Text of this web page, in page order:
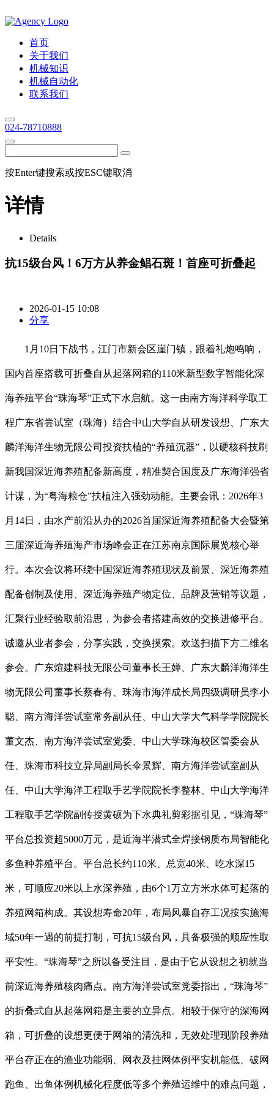
首页
关于我们
机械知识
机械自动化
联系我们
024-78710888
按Enter键搜索或按ESC键取消
详情
Details
抗15级台风！6万方从养金鲳石斑！首座可折叠起
2026-01-15 10:08
分享
1月10日下战书，江门市新会区崖门镇，跟着礼炮鸣响，
国内首座搭载可折叠自从起落网箱的110米新型数字智能化深
海养殖平台“珠海琴”正式下水启航。这一由南方海洋科学取工
程广东省尝试室（珠海）结合中山大学自从研发设想、广东大
麟洋海洋生物无限公司投资扶植的“养殖沉器”，以硬核科技刷
新我国深近海养殖配备新高度，精准契合国度及广东海洋强省
计谋，为“粤海粮仓”扶植注入强劲动能。主要会讯：2026年3
月14日，由水产前沿从办的2026首届深近海养殖配备大会暨第
三届深近海养殖海产市场峰会正在江苏南京国际展览核心举
行。本次会议将环绕中国深近海养殖现状及前景、深近海养殖
配备创制及使用、深近海养殖产物定位、品牌及营销等议题，
汇聚行业经验取前沿思，为参会者搭建高效的交换进修平台。
诚邀从业者参会，分享实践，交换摸索。欢送扫描下方二维名
参会。广东煊建科技无限公司董事长王婵、广东大麟洋海洋生
物无限公司董事长蔡春有、珠海市海洋成长局四级调研员李小
聪、南方海洋尝试室常务副从任、中山大学大气科学学院院长
董文杰、南方海洋尝试室党委、中山大学珠海校区管委会从
任、珠海市科技立异局副局长伞景辉、南方海洋尝试室副从
任、中山大学海洋工程取手艺学院院长李整林、中山大学海洋
工程取手艺学院副传授黄硕为下水典礼剪彩据引见，“珠海琴”
平台总投资超5000万元，是近海半潜式全焊接钢质布局智能化
多鱼种养殖平台。平台总长约110米、总宽40米、吃水深15
米，可顺应20米以上水深养殖，由6个1万立方米水体可起落的
养殖网箱构成。其设想寿命20年，布局风暴自存工况按实施海
域50年一遇的前提打制，可抗15级台风，具备极强的顺应性取
平安性。“珠海琴”之所以备受注目，是由于它从设想之初就当
前深近海养殖核肉痛点。南方海洋尝试室党委指出，“珠海琴”
的折叠式自从起落网箱是主要的立异点。相较于保守的深海网
箱，可折叠的设想更便于网箱的清洗和，无效处理现阶段养殖
平台存正在的渔业功能弱、网衣及挂网体例平安机能低、破网
跑鱼、出鱼体例机械化程度低等多个养殖运维中的难点问题，